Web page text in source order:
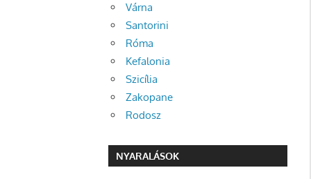
Várna
Santorini
Róma
Kefalonia
Szicília
Zakopane
Rodosz
NYARALÁSOK